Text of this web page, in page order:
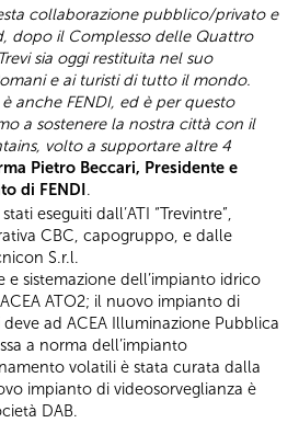
collaborazione pubblico/privato e
dopo il Complesso delle Quattro
sia oggi restituita nel suo
e ai turisti di tutto il mondo.
anche FENDI, ed è per questo
a sostenere la nostra città con il
volto a supportare altre 4
Pietro Beccari, Presidente e
di FENDI.
eseguiti dall’ATI “Trevintre”,
CBC, capogruppo, e dalle
S.r.l.
e sistemazione dell’impianto idrico
ATO2; il nuovo impianto di
ad ACEA Illuminazione Pubblica
a norma dell’impianto
volatili è stata curata dalla
impianto di videosorveglianza è
DAB.